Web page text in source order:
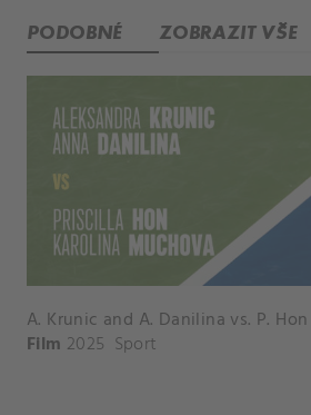
PODOBNÉ ZOBRAZIT VŠE
Film 2025 Sport